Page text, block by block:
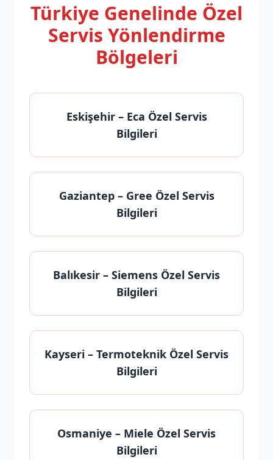
Türkiye Genelinde Özel
Servis Yönlendirme
Bölgeleri
Eskişehir– Eca Özel Servis
Bilgileri
Gaziantep– Gree Özel Servis
Bilgileri
Balıkesir – Siemens Özel Servis
Bilgileri
Kayseri – Termoteknik Özel Servis
Bilgileri
Osmaniye – Miele Özel Servis
Bilgileri